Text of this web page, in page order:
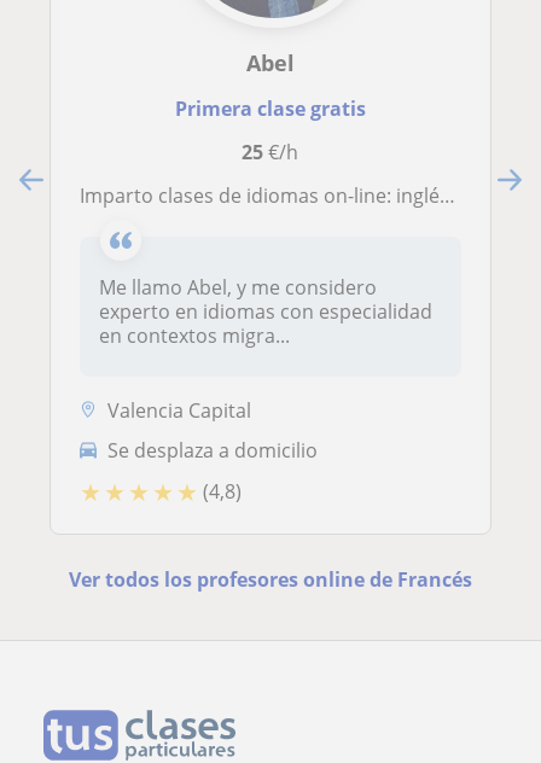
Abel
Primera clase gratis
25€/h
Imparto clases de idiomas on-line: inglés, francés, castellano y valenciano
Me llamo Abel, y me considero
experto en idiomas con especialidad
en contextos migra...
Valencia Capital
Se desplaza a domicilio
★ ★ ★ ★ ★ (4,8)
Ver todos los profesores online de Francés